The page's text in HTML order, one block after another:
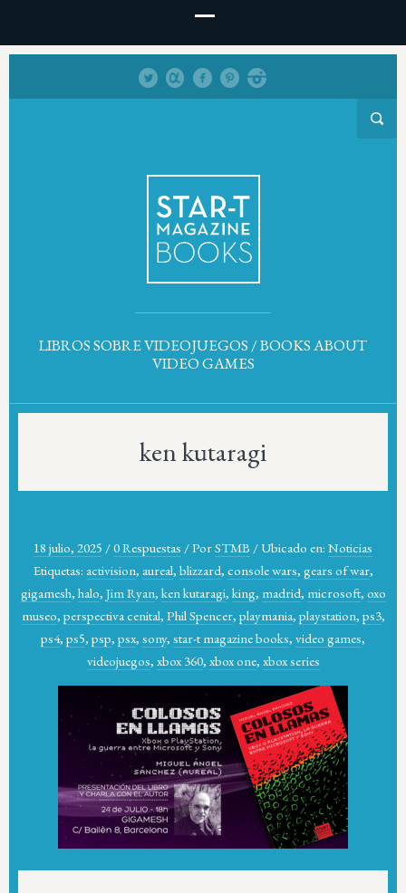
LIBROS SOBRE VIDEOJUEGOS / BOOKS ABOUT
VIDEO GAMES
ken kutaragi
18 julio, 2025 /0 Respuestas /PorSTMB / Ubicado en: Noticias
Etiquetas: activision, aureal, blizzard, console wars, gears of war,
gigamesh, halo, Jim Ryan, ken kutaragi, king, madrid, microsoft, oxo
museo, perspectiva cenital, Phil Spencer, playmania, playstation, ps3,
ps4, ps5, psp, psx, sony, star-t magazine books, video games,
videojuegos, xbox 360, xbox one, xbox series